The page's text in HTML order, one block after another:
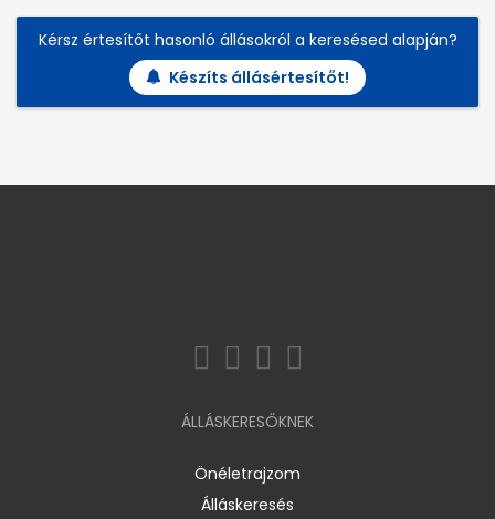
Kérsz értesítőt hasonló állásokról a keresésed alapján?
Készíts állásértesítőt!
ÁLLÁSKERESŐKNEK
Önéletrajzom
Álláskeresés